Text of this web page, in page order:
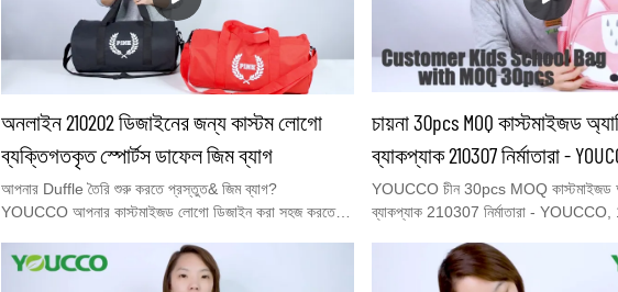
অনলাইন 210202 ডিজাইনের জন্য কাস্টম লোগো
ব্যক্তিগতকৃত স্পোর্টস ডাফেল জিম ব্যাগ
আপনার Duffle তৈরি শুরু করতে প্রস্তুত& জিম ব্যাগ?
YOUCCO আপনার কাস্টমাইজড লোগো ডিজাইন করা সহজ করতে
বেছে নিতে পারেন বা আমাদের সম্পূর্ণ সংগ্রহ দেখতে পারেন। একবার
আপনি সঠিক পণ্যটি খুঁজে পেলে, আমাদের সাথে যোগাযোগ করুন এবং
চায়না 30pcs MOQ কাস্টমাইজড
ব্যাকপ্যাক 210307 নির্মাতারা -
YOUCCO চীন 30pcs MOQ কাস্টমাইজড
ব্যাকপ্যাক 210307 নির্মাতারা - YOUCCO,
ব্যাকপ্যাক সহ নিম্ন MOQ ব্যাগ, আমরা কম
ব্যাগের উপর যেকোনো লোগো প্রিন্ট করতে পারি।